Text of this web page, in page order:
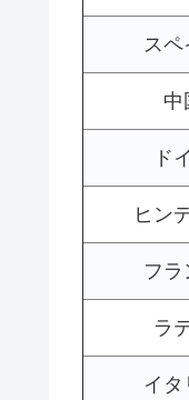
スペ
中
ド
ヒン
フ
ラ
イ